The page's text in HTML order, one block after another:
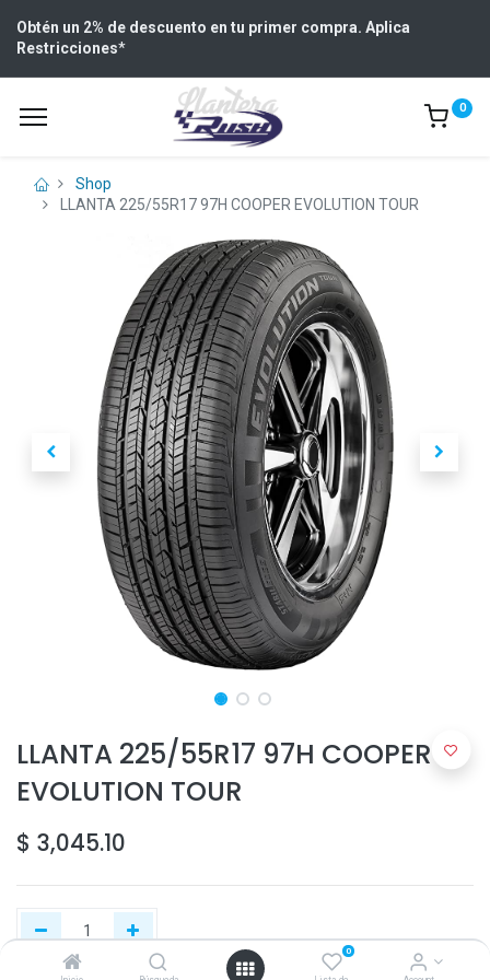
0
Obtén un 2% de descuento en tu primer compra. Aplica
Restricciones*
0
Shop
LLANTA 225/55R17 97H COOPER EVOLUTION TOUR
LLANTA 225/55R17 97H COOPER
EVOLUTION TOUR
$ 3,045.10